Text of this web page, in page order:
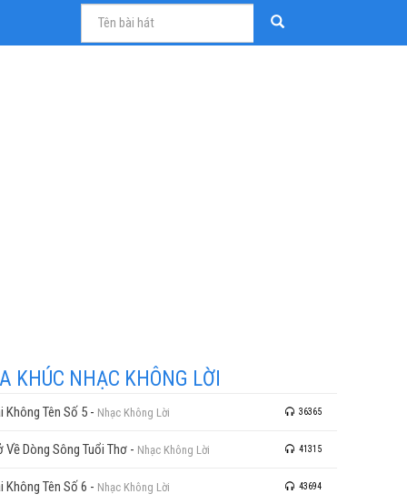
KHÚC NHẠC KHÔNG LỜI
Không Tên Số 5 - Nhạc Không Lời 36365
Về Dòng Sông Tuổi Thơ - Nhạc Không Lời 41315
Không Tên Số 6 - Nhạc Không Lời 43694